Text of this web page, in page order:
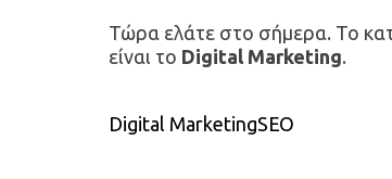
Τώρα ελάτε στο σήμερα. Το
είναι το Digital Marketing.
Digital MarketingSEO